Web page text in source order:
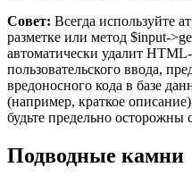
Совет: Всегда используйте
разметке или метод $input-
автоматически удалит
пользовательского ввода,
вредоносного кода в базе
(например, краткое
будьте предельно
Подводные камни